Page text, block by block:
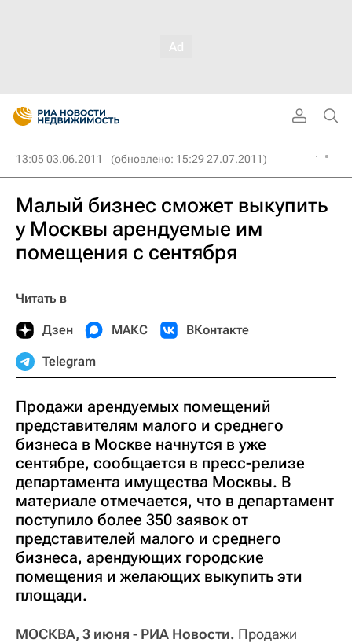
13:05 03.06.2011 (обновлено: 15:29 27.07.2011)
Малый бизнес сможет выкупить
у Москвы арендуемые им
помещения с сентября
Читать в
Дзен МАКС ВКонтакте
Telegram
Продажи арендуемых помещений
представителям малого и среднего
бизнеса в Москве начнутся в уже
сентябре, сообщается в пресс-релизе
департамента имущества Москвы. В
материале отмечается, что в департамент
поступило более 350 заявок от
представителей малого и среднего
бизнеса, арендующих городские
помещения и желающих выкупить эти
площади.
МОСКВА, 3 июня - РИА Новости. Продажи